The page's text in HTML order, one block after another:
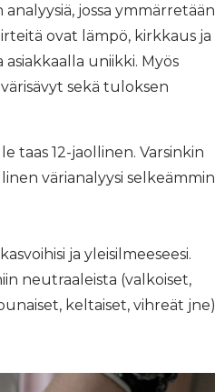
jossa ymmärretään
ovat lämpö, kirkkaus ja
uniikki. Myös
sekä tuloksen
taas 12-jaollinen. Varsinkin
värianalyysi selkeämmin
ja yleisilmeeseesi.
neutraaleista (valkoiset,
keltaiset, vihreät jne)